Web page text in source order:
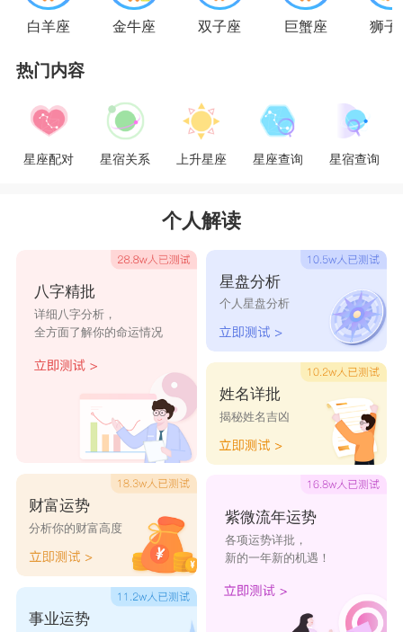
她们生活潇洒，不喜束缚。但这不代表她们对于感
的女子热力四散，有的时候会因为太直率而伤害别
人。静如处子动如脱兔用来形容她们最恰当不过
了。但是她们若是在对方面前长时间地文静不语，
很可能是对方踩到了她们的爱情雷区，恐怕很难再
大多数人射手座女生总能更多地展示外向性格
中令人愉悦的一些光点——欢乐、善良、大方、坦
诚，等等。所以与这些优点相比，语言唐突也就可
以容忍了。天蝎男会感到对方给他灰暗的生活里投
进了一束阳光，这阳光温暖了他的心。与这束阳光
一起投进他生活的还有乐观的精神、大胆的希望和
勃勃生机。于是，男方暗自觉得心灵深处又黑又冷
地角落被照亮了，埋在记忆深处的昔日美好情感和
梦想又复苏了。他暗自承认是女方引导他开始了新
生活。射手女喜欢从这里到那里不断地旅行，热心
于养动物，去热闹场合。要她在一个地方呆一段日
子，生活又没什么大变化，她就会烦躁不安。她乐
白羊座 金牛座 双子座 巨蟹座 狮子
热门内容
星座配对 星宿关系 上升星座 星座查询 星宿查询
个人解读
八字精批
详细八字分析，
全方面了解你的命运情况
财富运势
分析你的财富高度
事业运势
星盘分析
个人星盘分析
姓名详批
揭秘姓名吉凶
紫微流年运势
各项运势详批，
新的一年新的机遇！